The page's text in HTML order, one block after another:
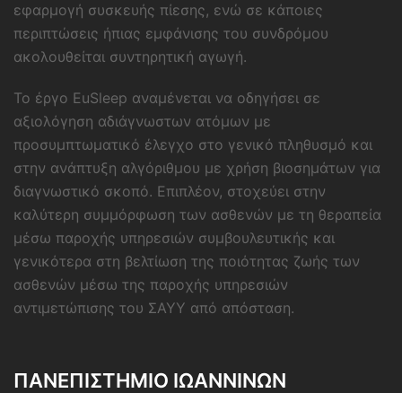
εφαρμογή συσκευής πίεσης, ενώ σε κάποιες
περιπτώσεις ήπιας εμφάνισης του συνδρόμου
ακολουθείται συντηρητική αγωγή.
Το έργο EuSleep αναμένεται να οδηγήσει σε
αξιολόγηση αδιάγνωστων ατόμων με
προσυμπτωματικό έλεγχο στο γενικό πληθυσμό και
στην ανάπτυξη αλγόριθμου με χρήση βιοσημάτων για
διαγνωστικό σκοπό. Επιπλέον, στοχεύει στην
καλύτερη συμμόρφωση των ασθενών με τη θεραπεία
μέσω παροχής υπηρεσιών συμβουλευτικής και
γενικότερα στη βελτίωση της ποιότητας ζωής των
ασθενών μέσω της παροχής υπηρεσιών
αντιμετώπισης του ΣΑΥΥ από απόσταση.
ΠΑΝΕΠΙΣΤΗΜΙΟ ΙΩΑΝΝΙΝΩΝ